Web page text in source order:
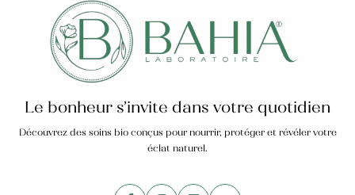
Le bonheur s’invite dans votre quotidien
Découvrez des soins bio conçus pour nourrir, protéger et révéler votre
éclat naturel.